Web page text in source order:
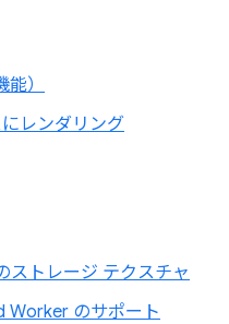
）
レンダリング
ストレージ テクスチャ
Worker のサポート